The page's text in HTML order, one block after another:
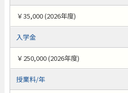
￥35,000 (2026年度)
入学金
￥250,000 (2026年度)
授業料/年